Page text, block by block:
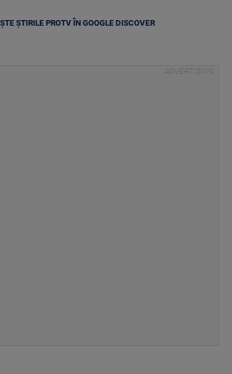
ȘTIRILE PROTV ÎN GOOGLE DISCOVER